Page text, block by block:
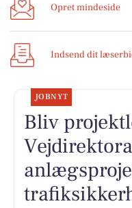
Opret mindeside
Indsend dit
JOBNYT
Bliv